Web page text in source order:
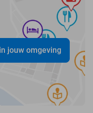
jouw omgeving